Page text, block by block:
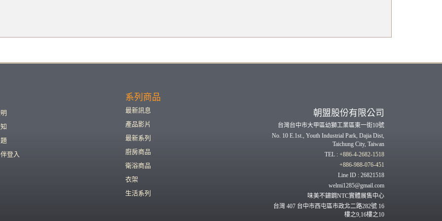
登入
系列商品
最新訊息
產品影片
最新系列
廚房商品
衛浴商品
衣架
生活系列
朝盟股份有限公司
台灣台中市大甲區幼獅工業區東一街10號
No. 10 E.1st., Youth Industrial Park, Dajia Dist,
Taichung City, Taiwan
TEL : +886-4-2682-1518
+886-988-076-451
Line ID : 26821518
welmi1285@gmail.com
味美不鏽鋼NTC實體展售中心
台灣 407 台中市西屯區市政北二路282號 16
樓之9,16樓之10